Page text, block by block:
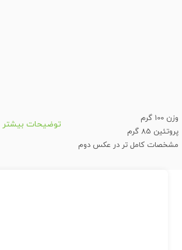
وزن 100 گرم
پروتئین 85 گرم
مشخصات کامل تر در عکس دوم
توضیحات بیشتر